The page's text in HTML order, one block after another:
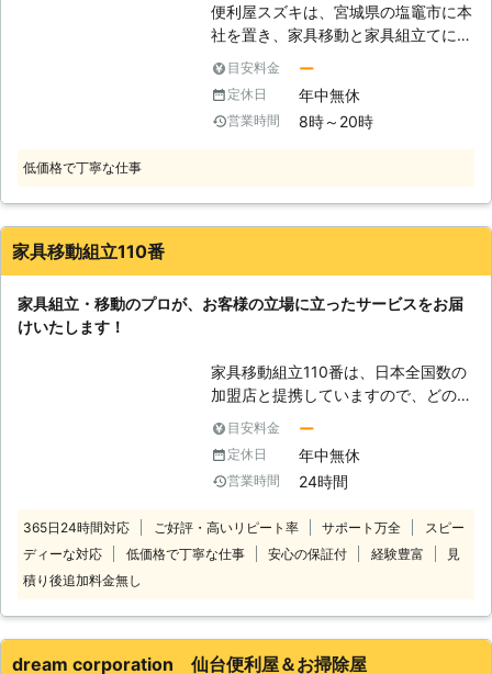
ありますので、家具の組立は正確に行
わなければ、何らかの不具合が起こり
えます。心配事がございましたら、お
気軽に当社までご連絡下さい。お客様
からのご連絡をスタッフ一同お待ちし
便利屋スズキは、宮城県の塩竈市に本
社を置き、家具移動と家具組立てに対
応している会社です。その名の通り便
利屋で、お家の中のさまざまなお困り
ごとを解決できるようなサービスを提
供しています。また年中無休で営業し
要があるため、その作業に苦労してい
きますが、小さくてわかりにくかった
り、海外の言語で書かれているなどし
て一筋縄では行かないことが少なくな
いようです。その結果家具の組立てを
諦めてしまう人もいるようですが、せ
っかく気にいった家具を手に入れたの
ですから、放っておくことはもったい
ないとは思いませんか?もしも家具組
立てに苦労しているというときは、当
ます。また組立てた家具を、皆さんの
目安料金 ー
定休日 年中無休
営業時間 8時～20時
低価格で丁寧な仕事
家具移動組立110番
家具組立・移動のプロが、お客様の立場に立ったサービスをお届
けいたします！
家具移動組立110番は、日本全国数の
加盟店と提携していますので、どの地
方にお住まいのお客様でも迅速に対応
いたします。 コールセンターでは24
時間365日年中無休でお電話を受け付
けています。 深夜でも早朝でもお客
話ください。 コールセンターのスタ
ッフがお客様のお悩みをお聞きしま
ほしい」 「説明書を見ても家具の組
目安料金 ー
定休日 年中無休
営業時間 24時間
365日24時間対応 ご好評・高いリピート率 サポート万全
スピー
ディーな対応
低価格で丁寧な仕事 安心の保証付 経験豊富
見
積り後追加料金無し
dream corporation 仙台便利屋＆お掃除屋